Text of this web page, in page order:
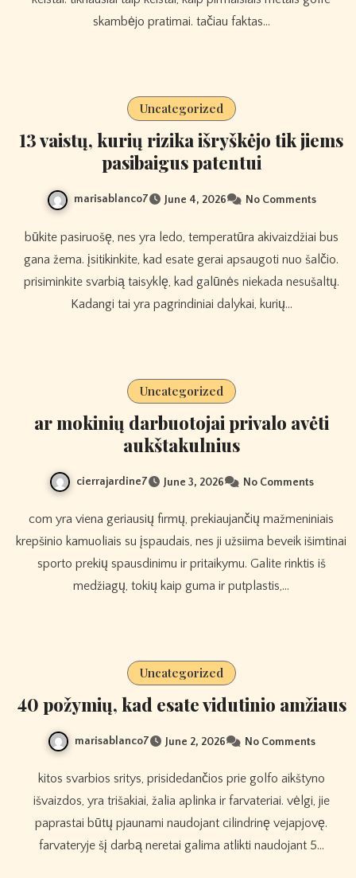
skambėjo pratimai. tačiau faktas…
Uncategorized
13 vaistų, kurių rizika išryškėjo tik jiems
pasibaigus patentui
marisablanco7 June 4, 2026 No Comments
būkite pasiruošę, nes yra ledo, temperatūra akivaizdžiai bus
gana žema. įsitikinkite, kad esate gerai apsaugoti nuo šalčio.
prisiminkite svarbią taisyklę, kad galūnės niekada nesušaltų.
Kadangi tai yra pagrindiniai dalykai, kurių…
Uncategorized
ar mokinių darbuotojai privalo avėti
aukštakulnius
cierrajardine7 June 3, 2026 No Comments
com yra viena geriausių firmų, prekiaujančių mažmeniniais
krepšinio kamuoliais su įspaudais, nes ji užsiima beveik išimtinai
sporto prekių spausdinimu ir pritaikymu. Galite rinktis iš
medžiagų, tokių kaip guma ir putplastis,…
Uncategorized
40 požymių, kad esate vidutinio amžiaus
marisablanco7 June 2, 2026 No Comments
kitos svarbios sritys, prisidedančios prie golfo aikštyno
išvaizdos, yra trišakiai, žalia aplinka ir farvateriai. vėlgi, jie
paprastai būtų pjaunami naudojant cilindrinę vejapjovę.
farvateryje šį darbą neretai galima atlikti naudojant 5…